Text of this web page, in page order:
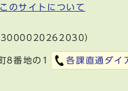
このサイトについて
3000020262030）
8番地の1 各課直通ダイ